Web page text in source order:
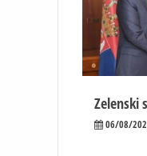
Zelenski
06/08/